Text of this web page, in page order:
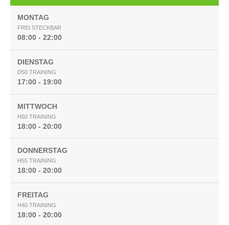
MONTAG
FREI STECKBAR
08:00 - 22:00
DIENSTAG
D50 TRAINING
17:00 - 19:00
MITTWOCH
H50 TRAINING
18:00 - 20:00
DONNERSTAG
H55 TRAINING
18:00 - 20:00
FREITAG
H40 TRAINING
18:00 - 20:00